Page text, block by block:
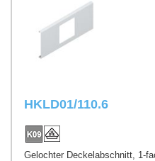
HKLD01/110.6
Gelochter Deckelabschnitt, 1-